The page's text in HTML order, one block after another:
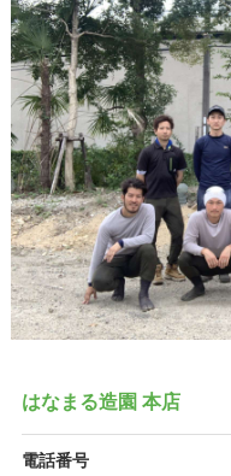
はなまる造園 本店
電話番号